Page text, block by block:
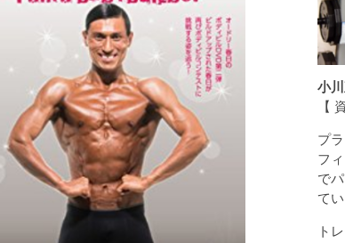
小
【
プ
フ
で
て
ト